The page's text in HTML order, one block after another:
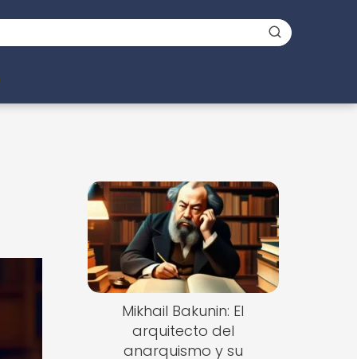
Mikhail Bakunin: El
arquitecto del
anarquismo y su